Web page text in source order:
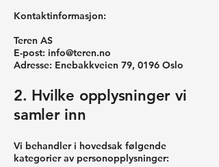
Kontaktinformasjon:
Teren AS
E-post: info@teren.no
Adresse: Enebakkveien 79, 0196 Oslo
2. Hvilke opplysninger vi
samler inn
Vi behandler i hovedsak følgende
kategorier av personopplysninger: